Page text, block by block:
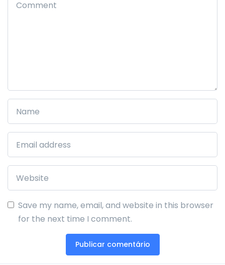
Save my name, email, and website in this browser
for the next time I comment.